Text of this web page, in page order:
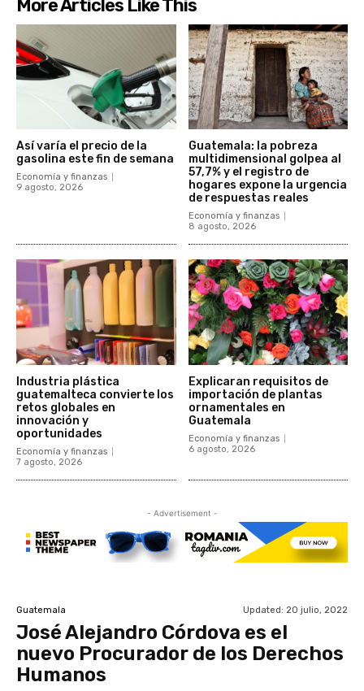
More Articles Like This
Así varía el precio de la
gasolina este fin de semana
Economía y finanzas
9 agosto, 2026
Guatemala: la pobreza
multidimensional golpea al
57,7% y el registro de
hogares expone la urgencia
de respuestas reales
Economía y finanzas
8 agosto, 2026
Industria plástica
guatemalteca convierte los
retos globales en
innovación y
oportunidades
Economía y finanzas
7 agosto, 2026
Explicaran requisitos de
importación de plantas
ornamentales en
Guatemala
Economía y finanzas
6 agosto, 2026
- Advertisement -